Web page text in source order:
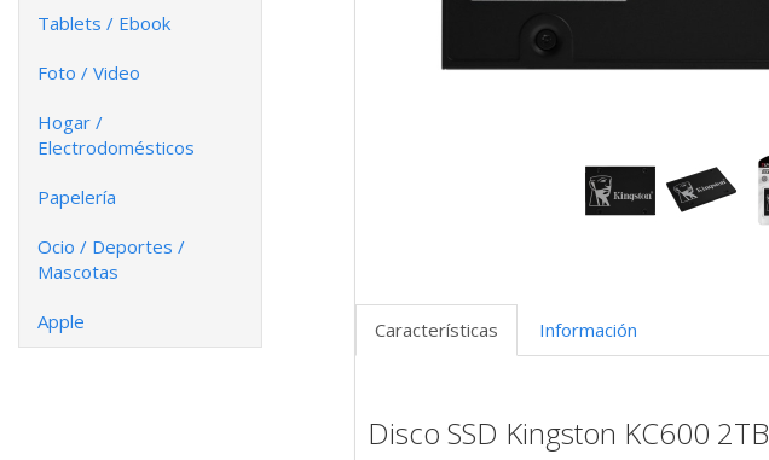
Tablets / Ebook
Foto / Video
Hogar /
Electrodomésticos
Papelería
Ocio / Deportes /
Mascotas
Apple Características Información
Disco SSD Kingston KC600 2TB